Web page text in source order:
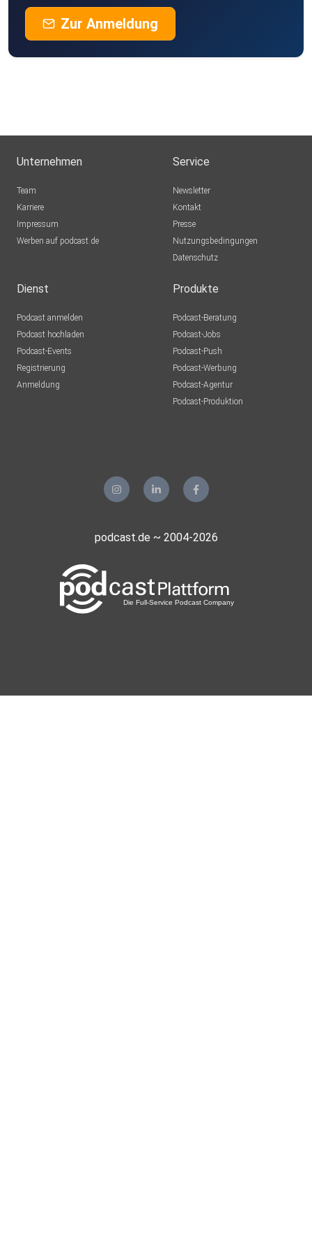
Zur Anmeldung
Unternehmen
Team
Karriere
Impressum
Werben auf podcast.de
Service
Newsletter
Kontakt
Presse
Nutzungsbedingungen
Datenschutz
Dienst
Podcast anmelden
Podcast hochladen
Podcast-Events
Registrierung
Anmeldung
Produkte
Podcast-Beratung
Podcast-Jobs
Podcast-Push
Podcast-Werbung
Podcast-Agentur
Podcast-Produktion
podcast.de ~ 2004-2026